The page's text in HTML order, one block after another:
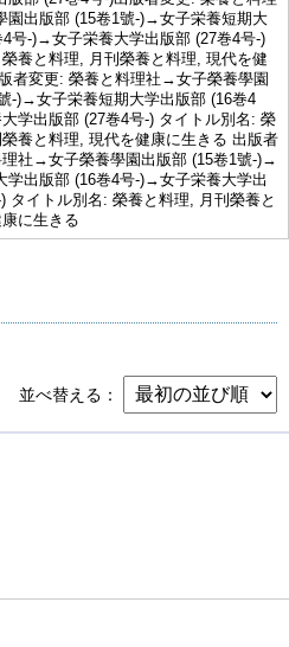
出版部 (15卷1號-)→女子栄養短期大
4号-)→女子栄養大学出版部 (27巻4号-)
養と料理, 月刊榮養と料理, 現代を健
者変更: 榮養と料理社→女子榮養學園
-)→女子栄養短期大学出版部 (16巻4
学出版部 (27巻4号-) タイトル別名: 榮
養と料理, 現代を健康に生きる 出版者
社→女子榮養學園出版部 (15卷1號-)→
学出版部 (16巻4号-)→女子栄養大学出
タイトル別名: 榮養と料理, 月刊榮養と
に生きる
並べ替える